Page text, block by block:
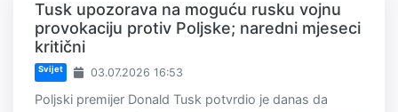
Tusk upozorava na moguću rusku vojnu
provokaciju protiv Poljske; naredni mjeseci
kritični
Svijet 03.07.2026 16:53
Poljski premijer Donald Tusk potvrdio je danas da